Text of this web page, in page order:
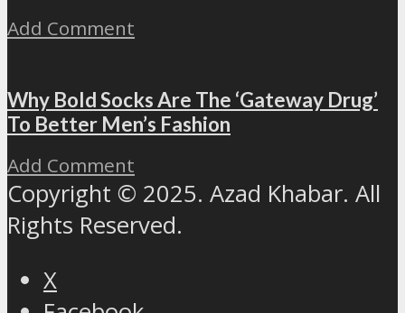
Add Comment
Why Bold Socks Are The ‘Gateway Drug’
To Better Men’s Fashion
Add Comment
Copyright © 2025. Azad Khabar. All
Rights Reserved.
X